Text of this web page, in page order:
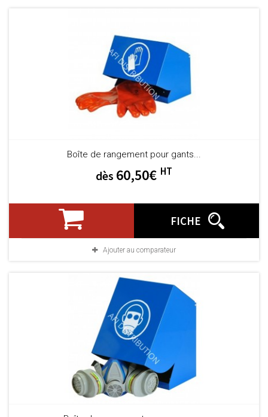
Boîte de rangement pour gants...
dès 60,50€ HT
FICHE
Ajouter au comparateur